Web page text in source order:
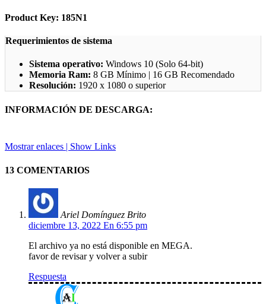
Product Key: 185N1
Requerimientos de sistema
Sistema operativo: Windows 10 (Solo 64-bit)
Memoria Ram: 8 GB Mínimo | 16 GB Recomendado
Resolución: 1920 x 1080 o superior
INFORMACIÓN DE DESCARGA:
Mostrar enlaces | Show Links
13 COMENTARIOS
Ariel Domínguez Brito
diciembre 13, 2022 En 6:55 pm
El archivo ya no está disponible en MEGA.
favor de revisar y volver a subir
Respuesta